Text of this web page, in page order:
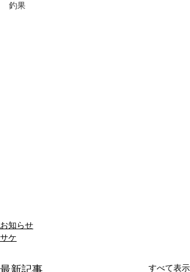
釣果
お知らせ
サケ
最新記事 すべて表示